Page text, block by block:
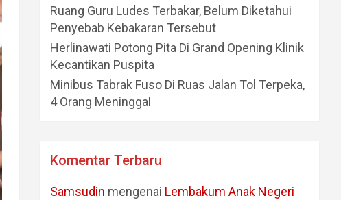
Ruang Guru Ludes Terbakar, Belum Diketahui
Penyebab Kebakaran Tersebut
Herlinawati Potong Pita Di Grand Opening Klinik
Kecantikan Puspita
Minibus Tabrak Fuso Di Ruas Jalan Tol Terpeka,
4 Orang Meninggal
Komentar Terbaru
Samsudin mengenai Lembakum Anak Negeri